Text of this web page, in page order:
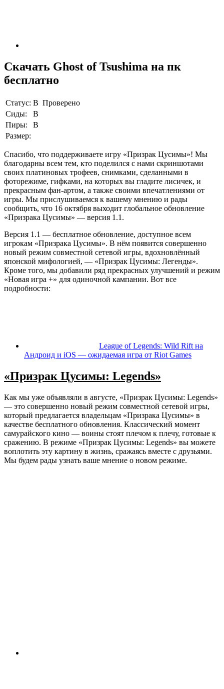
Скачать Ghost of Tsushima на пк
бесплатно
Статус: В Проверено
Сиды:
В
Пиры:
В
Размер:
Спасибо, что поддерживаете игру «Призрак Цусимы»! Мы
благодарны всем тем, кто поделился с нами скриншотами
своих платиновых трофеев, снимками, сделанными в
фоторежиме, гифками, на которых вы гладите лисичек, и
прекрасным фан-артом, а также своими впечатлениями от
игры. Мы прислушиваемся к вашему мнению и рады
сообщить, что 16 октября выходит глобальное обновление
«Призрака Цусимы» — версия 1.1.
Версия 1.1 — бесплатное обновление, доступное всем
игрокам «Призрака Цусимы». В нём появится совершенно
новый режим совместной сетевой игры, вдохновлённый
японской мифологией, — «Призрак Цусимы: Легенды».
Кроме того, мы добавили ряд прекрасных улучшений и режим
«Новая игра +» для одиночной кампании. Вот все
подробности:
League of Legends: Wild Rift на
Андроид и iOS — ожидаемая игра от Riot Games
«Призрак Цусимы: Legends»
Как мы уже объявляли в августе, «Призрак Цусимы: Legends»
— это совершенно новый режим совместной сетевой игры,
который предлагается владельцам «Призрака Цусимы» в
качестве бесплатного обновления. Классический момент
самурайского кино — воины стоят плечом к плечу, готовые к
сражению. В режиме «Призрак Цусимы: Legends» вы можете
воплотить эту картину в жизнь, сражаясь вместе с друзьями.
Мы будем рады узнать ваше мнение о новом режиме.